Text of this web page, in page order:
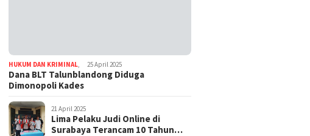
HUKUM DAN KRIMINAL 25 April 2025
Dana BLT Talunblandong Diduga
Dimonopoli Kades
21 April 2025
Lima Pelaku Judi Online di
Surabaya Terancam 10 Tahun